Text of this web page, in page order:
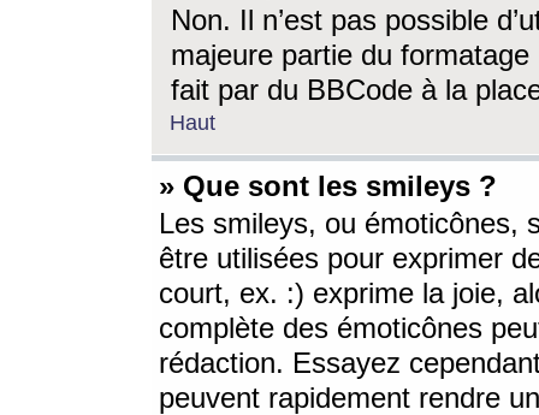
Non. Il n’est pas possible
majeure partie du
fait par du BBCode à la
Haut
» Que sont les smileys ?
Les smileys, ou émoticônes,
être utilisées pour exprimer
court, ex. :) exprime la joie,
complète des émoticônes
rédaction. Essayez
peuvent rapidement rendre